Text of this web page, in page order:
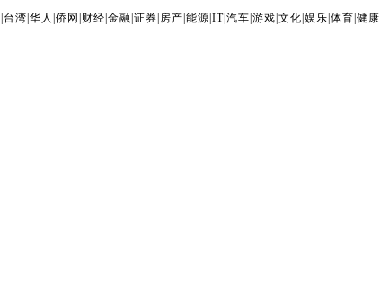
台湾 华人 侨网 财经 金融 证券 房产 能源 IT| 汽车 游戏 文化 娱乐 体育 健康